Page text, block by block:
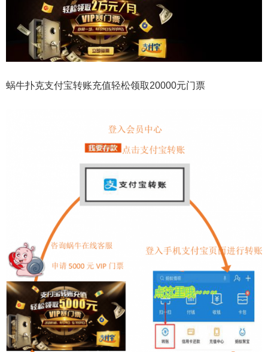
蜗牛扑克支付宝转账充值轻松领取20000元门票